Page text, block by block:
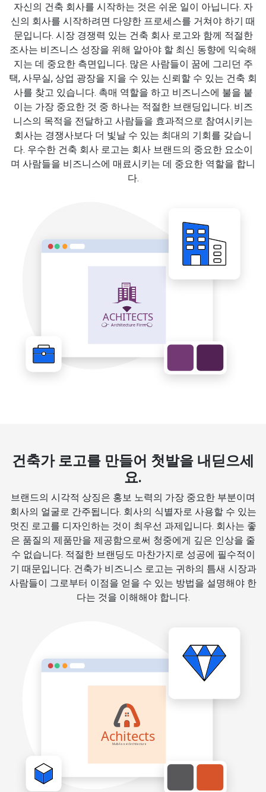
자신의 건축 회사를 시작하는 것은 쉬운 일이 아닙니다. 자
신의 회사를 시작하려면 다양한 프로세스를 거쳐야 하기 때
문입니다. 시장 경쟁력 있는 건축 회사 로고와 함께 적절한
조사는 비즈니스 성장을 위해 알아야 할 최신 동향에 익숙해
지는 데 중요한 측면입니다. 많은 사람들이 꿈에 그리던 주
택, 사무실, 상업 광장을 지을 수 있는 신뢰할 수 있는 건축 회
사를 찾고 있습니다. 촉매 역할을 하고 비즈니스에 불을 붙
이는 가장 중요한 것 중 하나는 적절한 브랜딩입니다. 비즈
니스의 목적을 전달하고 사람들을 효과적으로 참여시키는
회사는 경쟁사보다 더 빛날 수 있는 최대의 기회를 갖습니
다. 우수한 건축 회사 로고는 회사 브랜드의 중요한 요소이
며 사람들을 비즈니스에 매료시키는 데 중요한 역할을 합니
다.
건축가 로고를 만들어 첫발을 내딛으세
요.
브랜드의 시각적 상징은 홍보 노력의 가장 중요한 부분이며
회사의 얼굴로 간주됩니다. 회사의 식별자로 사용할 수 있는
멋진 로고를 디자인하는 것이 최우선 과제입니다. 회사는 좋
은 품질의 제품만을 제공함으로써 청중에게 깊은 인상을 줄
수 없습니다. 적절한 브랜딩도 마찬가지로 성공에 필수적이
기 때문입니다. 건축가 비즈니스 로고는 귀하의 틈새 시장과
사람들이 그로부터 이점을 얻을 수 있는 방법을 설명해야 한
다는 것을 이해해야 합니다.